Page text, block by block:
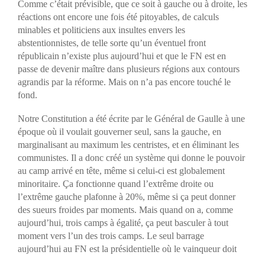
Comme c’était prévisible, que ce soit à gauche ou à droite, les
réactions ont encore une fois été pitoyables, de calculs
minables et politiciens aux insultes envers les
abstentionnistes, de telle sorte qu’un éventuel front
républicain n’existe plus aujourd’hui et que le FN est en
passe de devenir maître dans plusieurs régions aux contours
agrandis par la réforme. Mais on n’a pas encore touché le
fond.
Notre Constitution a été écrite par le Général de Gaulle à une
époque où il voulait gouverner seul, sans la gauche, en
marginalisant au maximum les centristes, et en éliminant les
communistes. Il a donc créé un système qui donne le pouvoir
au camp arrivé en tête, même si celui-ci est globalement
minoritaire. Ça fonctionne quand l’extrême droite ou
l’extrême gauche plafonne à 20%, même si ça peut donner
des sueurs froides par moments. Mais quand on a, comme
aujourd’hui, trois camps à égalité, ça peut basculer à tout
moment vers l’un des trois camps. Le seul barrage
aujourd’hui au FN est la présidentielle où le vainqueur doit